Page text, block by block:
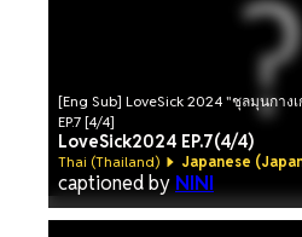
[Eng Sub] LoveSick 2024 "ชุลมุนกางเ
EP.7 [4/4]
LoveSick2024 EP.7(4/4)
Thai (Thailand) Japanese
captioned by NINI